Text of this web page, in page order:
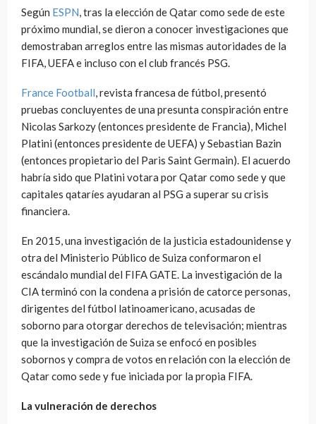
Según ESPN, tras la elección de Qatar como sede de este
próximo mundial, se dieron a conocer investigaciones que
demostraban arreglos entre las mismas autoridades de la
FIFA, UEFA e incluso con el club francés PSG.
France Football, revista francesa de fútbol, presentó
pruebas concluyentes de una presunta conspiración entre
Nicolas Sarkozy (entonces presidente de Francia), Michel
Platini (entonces presidente de UEFA) y Sebastian Bazin
(entonces propietario del Paris Saint Germain). El acuerdo
habría sido que Platini votara por Qatar como sede y que
capitales qataríes ayudaran al PSG a superar su crisis
financiera.
En 2015, una investigación de la justicia estadounidense y
otra del Ministerio Público de Suiza conformaron el
escándalo mundial del FIFA GATE. La investigación de la
CIA terminó con la condena a prisión de catorce personas,
dirigentes del fútbol latinoamericano, acusadas de
soborno para otorgar derechos de televisación; mientras
que la investigación de Suiza se enfocó en posibles
sobornos y compra de votos en relación con la elección de
Qatar como sede y fue iniciada por la propia FIFA.
La vulneración de derechos